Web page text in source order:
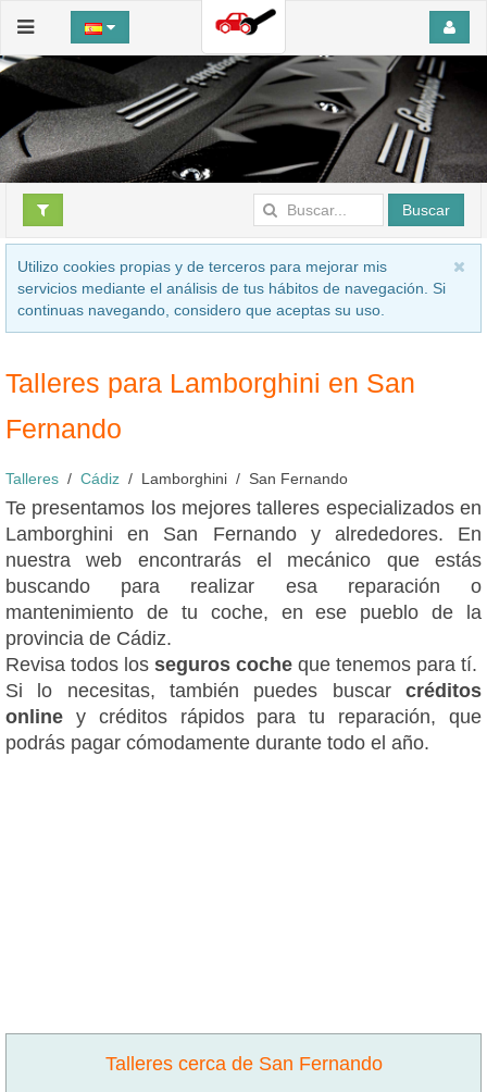
Buscar
Utilizo cookies propias y de terceros para mejorar mis
servicios mediante el análisis de tus hábitos de navegación. Si
continuas navegando, considero que aceptas su uso.
Talleres para Lamborghini en San
Fernando
Talleres Cádiz Lamborghini San Fernando
Te presentamos los mejores talleres especializados en
Lamborghini en San Fernando y alrededores. En
nuestra web encontrarás el mecánico que estás
buscando para realizar esa reparación o
mantenimiento de tu coche, en ese pueblo de la
provincia de Cádiz.
Revisa todos los seguros coche que tenemos para tí.
Si lo necesitas, también puedes buscar créditos
online y créditos rápidos para tu reparación, que
podrás pagar cómodamente durante todo el año.
Talleres cerca de San Fernando